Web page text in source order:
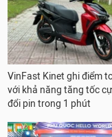
Masan Consumer đồng
Vietfood năm thứ 3, giới
dòng cà phê đặc sản